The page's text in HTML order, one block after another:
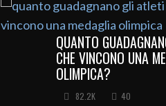
QUANTO
CHE VINCONO UNA
OLIMPICA?
82.2K 40